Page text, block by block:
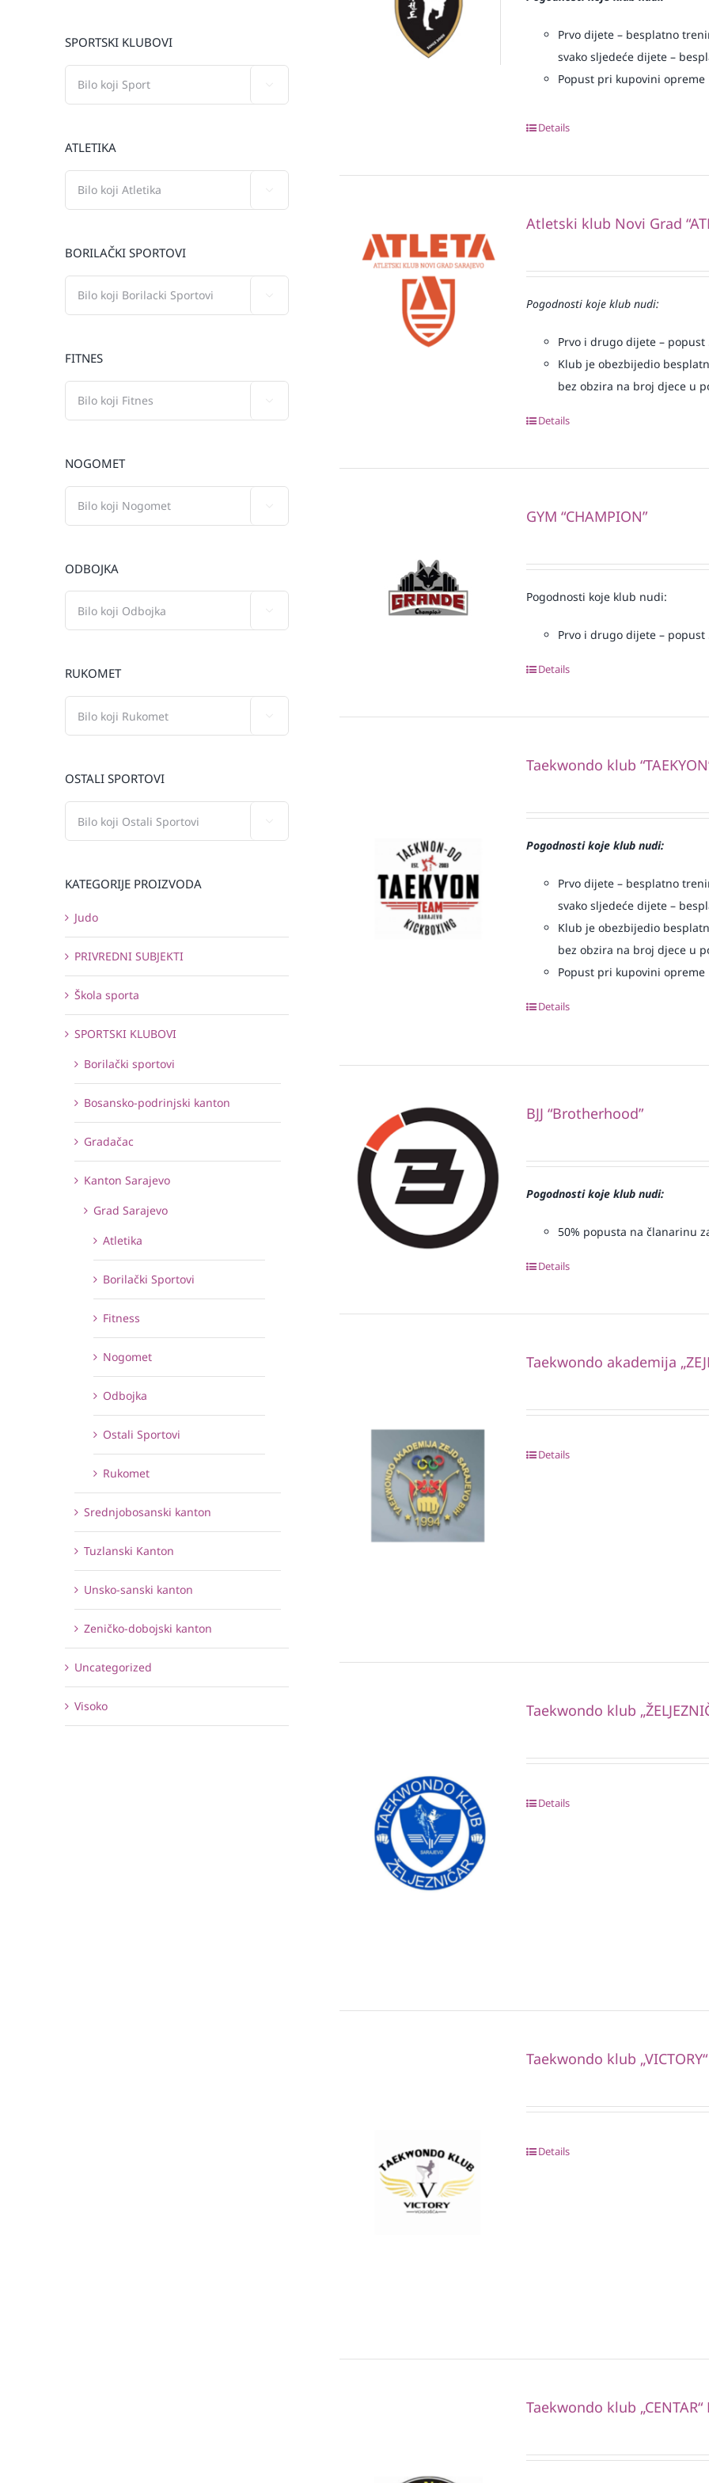
Prvo dijete – besplatno
svako sljedeće dijete –
Popust pri kupovini
Details
Atletski klub Novi Grad
Pogodnosti koje klub nudi:
Prvo i drugo dijete –
Klub je obezbijedio
bez obzira na broj djece u
Details
GYM “CHAMPION”
Pogodnosti koje klub nudi:
Prvo i drugo dijete –
Details
Taekwondo klub
Pogodnosti koje klub nudi:
Prvo dijete – besplatno
svako sljedeće dijete –
Klub je obezbijedio
bez obzira na broj djece u
Popust pri kupovini
Details
BJJ “Brotherhood”
Pogodnosti koje klub nudi:
50% popusta na članarinu
Details
Taekwondo akademija
Details
Taekwondo klub
Details
Taekwondo klub „VICTORY“
Details
Taekwondo klub
SPORTSKI KLUBOVI
ATLETIKA
BORILAČKI SPORTOVI
FITNES
NOGOMET
ODBOJKA
RUKOMET
OSTALI SPORTOVI
KATEGORIJE PROIZVODA
Judo
PRIVREDNI SUBJEKTI
Škola sporta
SPORTSKI KLUBOVI
Borilački sportovi
Bosansko-podrinjski kanton
Gradačac
Kanton Sarajevo
Grad Sarajevo
Atletika
Borilački Sportovi
Fitness
Nogomet
Odbojka
Ostali Sportovi
Rukomet
Srednjobosanski kanton
Tuzlanski Kanton
Unsko-sanski kanton
Zeničko-dobojski kanton
Uncategorized
Visoko